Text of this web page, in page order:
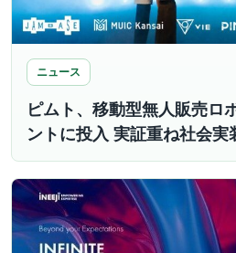
ニュース
ピムト、移動型無人販売ロ
ントに投入 実証重ね社会実